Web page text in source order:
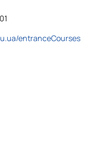
entranceCourses